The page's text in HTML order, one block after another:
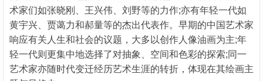
术家们如张晓刚、王兴伟、刘野等的力作;亦有年轻一代如
黄宇兴、贾蔼力和郝量等的杰出代表作。早期的中国艺术家
响应有关人生和社会的议题，大多以创作人像油画为主;年
轻一代则更集中地选择了对抽象、空间和色彩的探索;同一
艺术家亦随时代变迁经历艺术生涯的转折，体现在其绘画主